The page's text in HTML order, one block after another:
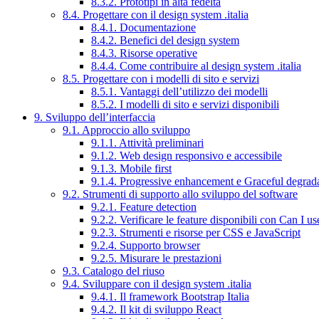
8.4. Progettare con il design system .italia
8.4.1. Documentazione
8.4.2. Benefici del design system
8.4.3. Risorse operative
8.4.4. Come contribuire al design system .italia
8.5. Progettare con i modelli di sito e servizi
8.5.1. Vantaggi dell’utilizzo dei modelli
8.5.2. I modelli di sito e servizi disponibili
9. Sviluppo dell’interfaccia
9.1. Approccio allo sviluppo
9.1.1. Attività preliminari
9.1.2. Web design responsivo e accessibile
9.1.3. Mobile first
9.1.4. Progressive enhancement e Graceful
9.2. Strumenti di supporto allo sviluppo del software
9.2.1. Feature detection
9.2.2. Verificare le feature disponibili con Can I
9.2.3. Strumenti e risorse per CSS e JavaScript
9.2.4. Supporto browser
9.2.5. Misurare le prestazioni
9.3. Catalogo del riuso
9.4. Sviluppare con il design system .italia
9.4.1. Il framework Bootstrap Italia
9.4.2. Il kit di sviluppo React